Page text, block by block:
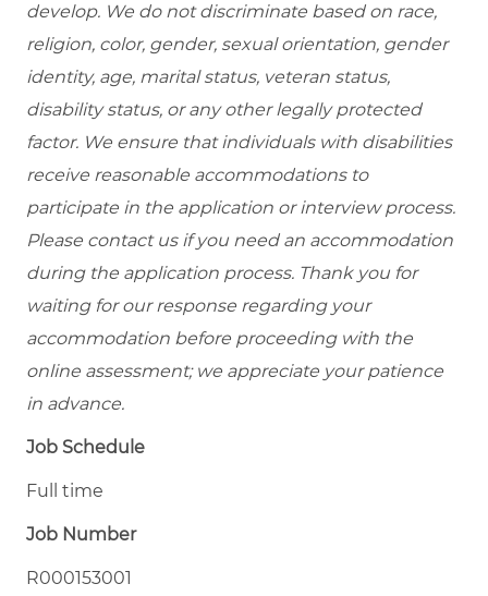
develop. We do not discriminate based on race,
religion, color, gender, sexual orientation, gender
identity, age, marital status, veteran status,
disability status, or any other legally protected
factor. We ensure that individuals with disabilities
receive reasonable accommodations to
participate in the application or interview process.
Please contact us if you need an accommodation
during the application process. Thank you for
waiting for our response regarding your
accommodation before proceeding with the
online assessment; we appreciate your patience
in advance.
Job Schedule
Full time
Job Number
R000153001